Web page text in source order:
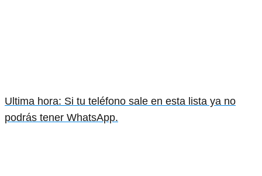
Ultima hora: Si tu teléfono sale en esta lista ya no
podrás tener WhatsApp.